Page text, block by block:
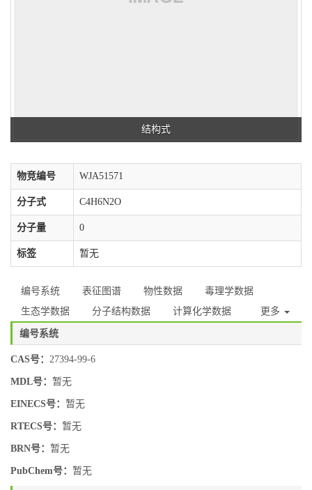
结构式
物竞编号 WJA51571
分子式 C4H6N2O
分子量 0
标签 暂无
编号系统 表征图谱 物性数据
毒理学数据
生态学数据
分子结构数据 计算化学数据 更多
编号系统
CAS号： 27394-99-6
MDL号： 暂无
EINECS号： 暂无
RTECS号： 暂无
BRN号： 暂无
PubChem号： 暂无